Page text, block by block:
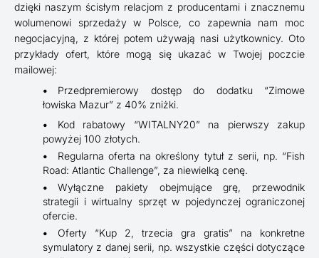
dzięki naszym ścisłym relacjom z producentami i znacznemu
wolumenowi sprzedaży w Polsce, co zapewnia nam moc
negocjacyjną, z której potem używają nasi użytkownicy. Oto
przykłady ofert, które mogą się ukazać w Twojej poczcie
mailowej:
Przedpremierowy dostęp do dodatku “Zimowe
łowiska Mazur” z 40% zniżki.
Kod rabatowy “WITALNY20” na pierwszy zakup
powyżej 100 złotych.
Regularna oferta na określony tytuł z serii, np. “Fish
Road: Atlantic Challenge”, za niewielką cenę.
Wyłączne pakiety obejmujące grę, przewodnik
strategii i wirtualny sprzęt w pojedynczej ograniczonej
ofercie.
Oferty “Kup 2, trzecia gra gratis” na konkretne
symulatory z danej serii, np. wszystkie części dotyczące